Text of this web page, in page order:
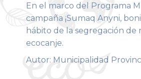
En el marco del Programa
campaña ¡Sumaq Anyni,
hábito de la segregación de
ecocanje.
Autor: Municipalidad